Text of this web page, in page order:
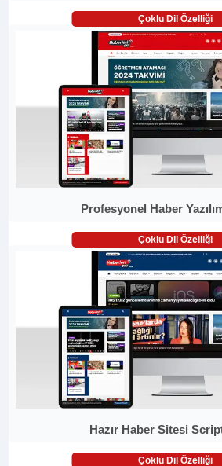
Çoklu Dil Özelliği
Profesyonel Haber
Çoklu Dil Özelliği
Hazır Haber Sitesi
Çoklu Dil Özelliği